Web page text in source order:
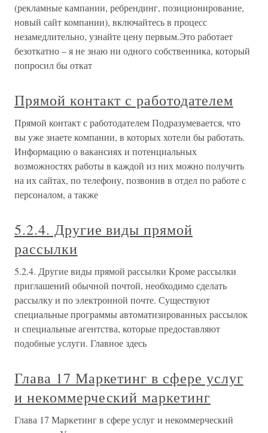
(рекламные кампании, ребрендинг, позиционирование,
новый сайт компании), включайтесь в процесс
незамедлительно, узнайте цену первым.Это работает
безоткатно – я не знаю ни одного собственника, который
попросил бы откат
Прямой контакт с работодателем
Прямой контакт с работодателем Подразумевается, что
вы уже знаете компании, в которых хотели бы работать.
Информацию о вакансиях и потенциальных
возможностях работы в каждой из них можно получить
на их сайтах, по телефону, позвонив в отдел по работе с
персоналом, а также
5.2.4. Другие виды прямой
рассылки
5.2.4. Другие виды прямой рассылки Кроме рассылки
приглашений обычной почтой, необходимо сделать
рассылку и по электронной почте. Существуют
специальные программы автоматизированных рассылок
и специальные агентства, которые предоставляют
подобные услуги. Главное здесь
Глава 17 Маркетинг в сфере услуг
и некоммерческий маркетинг
Глава 17 Маркетинг в сфере услуг и некоммерческий